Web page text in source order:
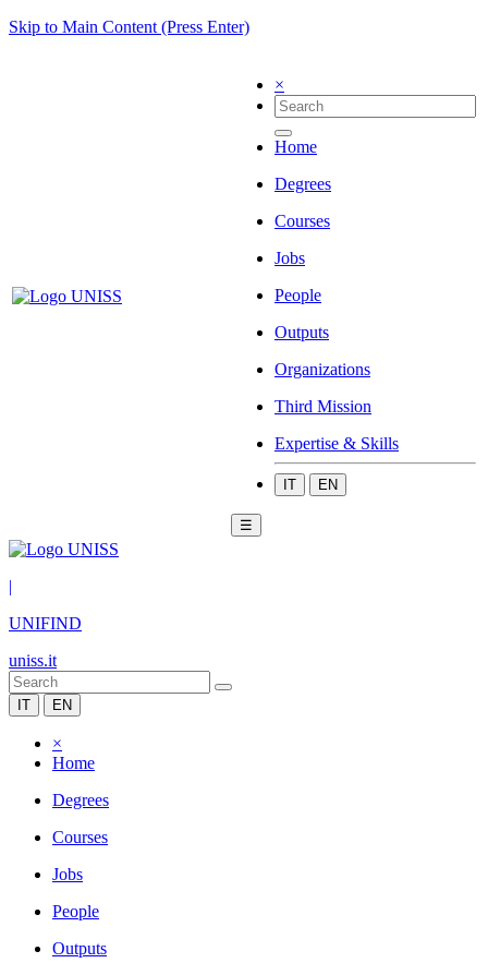
Skip to Main Content (Press Enter)
×
Home
Degrees
Courses
Jobs
People
Outputs
Organizations
Third Mission
Expertise & Skills
IT EN
☰
|
UNIFIND
uniss.it
IT EN
×
Home
Degrees
Courses
Jobs
People
Outputs